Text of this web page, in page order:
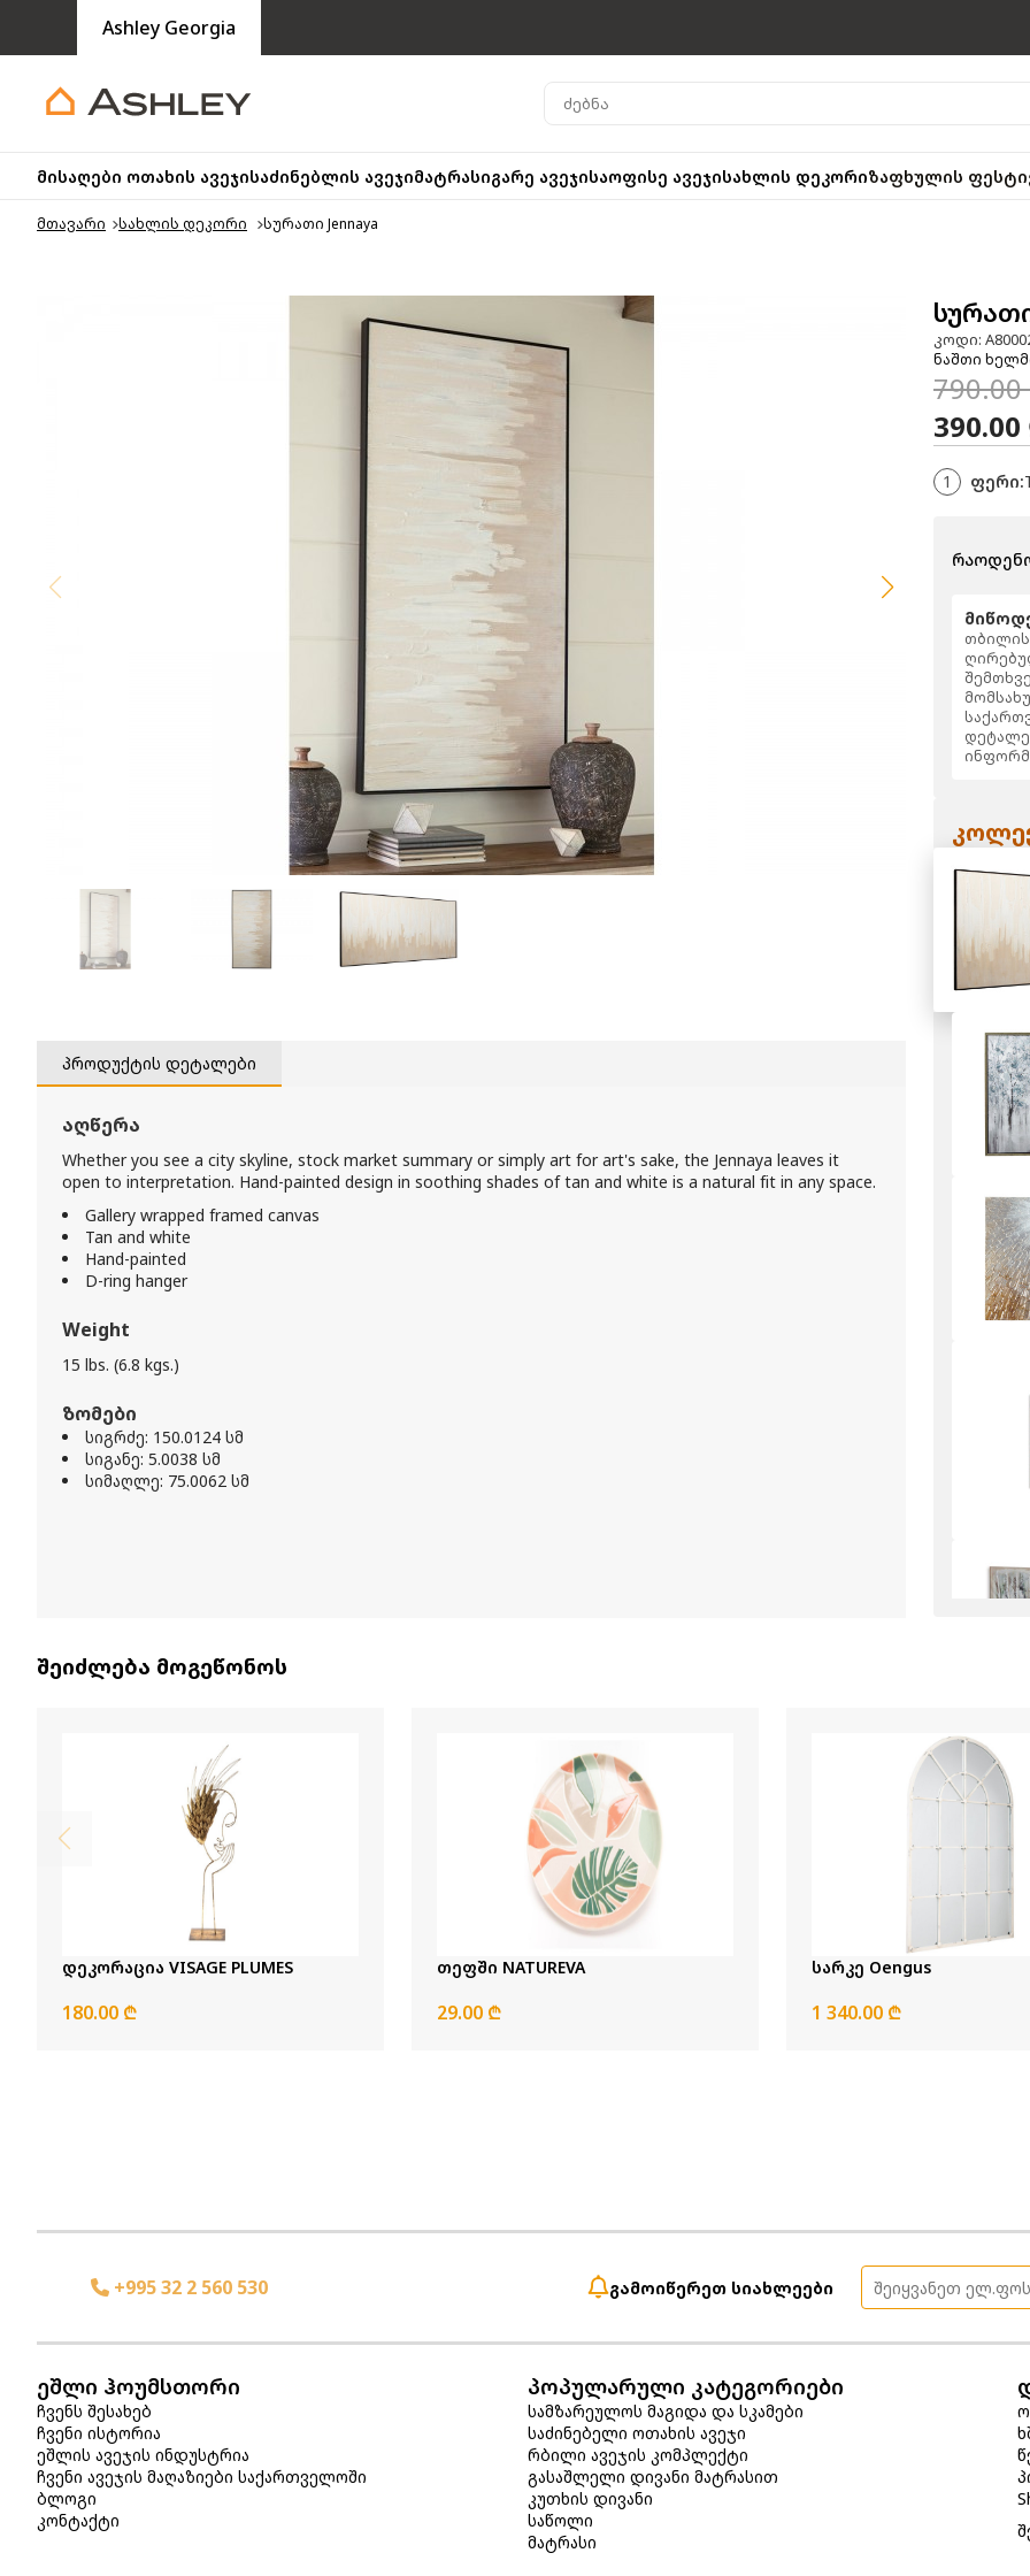
Ashley Georgia
მისაღები ოთახის ავეჯისაძინებლის ავეჯიმატრასიგარე ავეჯისაოფისე ავეჯისახლის დეკორიზაფხულის
მთავარი სახლის დეკორი სურათი Jennaya
კოდი:
ნაშთი
1 ფერი:
პროდუქტის დეტალები
აღწერა
Whether you see a city skyline, stock market summary or simply art for art's sake, the Jennaya leaves it
open to interpretation. Hand-painted design in soothing shades of tan and white is a natural fit in any space.
Gallery wrapped framed canvas
Tan and white
Hand-painted
D-ring hanger
Weight
15 lbs. (6.8 kgs.)
ზომები
სიგრძე: 150.0124 სმ
სიგანე: 5.0038 სმ
სიმაღლე: 75.0062 სმ
შეიძლება მოგეწონოს
დეკორაცია VISAGE PLUMES
180.00 ₾
თეფში NATUREVA
29.00 ₾
სარკე Oengus
1 340.00 ₾
+995 32 2 560 530 გამოიწერეთ სიახლეები
ეშლი ჰოუმსთორი
ჩვენს შესახებ
ჩვენი ისტორია
ეშლის ავეჯის ინდუსტრია
ჩვენი ავეჯის მაღაზიები საქართველოში
ბლოგი
კონტაქტი
პოპულარული კატეგორიები
სამზარეულოს მაგიდა და სკამები
საძინებელი ოთახის ავეჯი
რბილი ავეჯის კომპლექტი
გასაშლელი დივანი მატრასით
კუთხის დივანი
საწოლი
მატრასი